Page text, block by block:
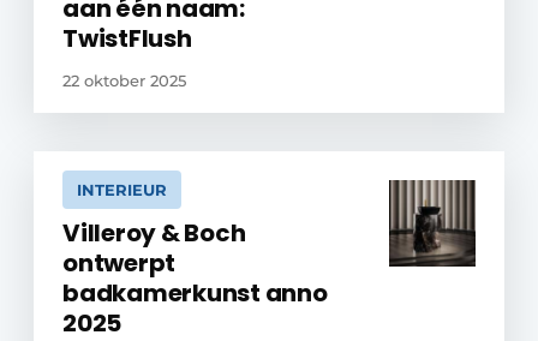
aan één naam:
TwistFlush
22 oktober 2025
INTERIEUR
Villeroy & Boch
ontwerpt
badkamerkunst anno
2025